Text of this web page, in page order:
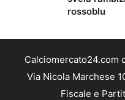
rossoblu
Calciomercato24.com
Via Nicola Marchese
Fiscale e